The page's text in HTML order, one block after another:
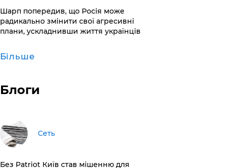
​Шарп попередив, що Росія може
радикально змінити свої агресивні
плани, ускладнивши життя українців
Більше
Блоги
Сеть
​Без Patriot Київ став мішенню для